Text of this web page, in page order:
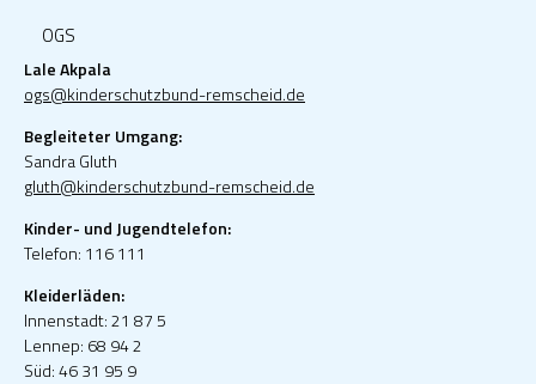
OGS
Lale Akpala
ogs@kinderschutzbund-remscheid.de
Begleiteter Umgang:
Sandra Gluth
gluth@kinderschutzbund-remscheid.de
Kinder- und Jugendtelefon:
Telefon: 116 111
Kleiderläden:
Innenstadt: 21 87 5
Lennep: 68 94 2
Süd: 46 31 95 9